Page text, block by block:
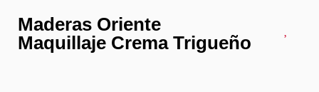
Maderas Oriente
Maquillaje Crema Trigueño